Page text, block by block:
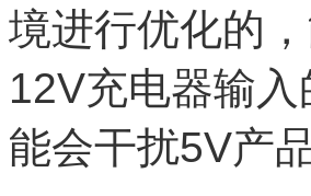
境进行优化的
12V充电器输
能会干扰5V产